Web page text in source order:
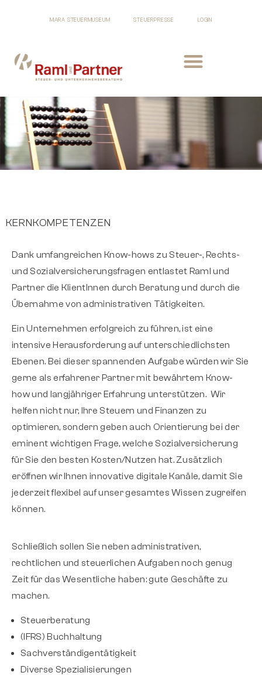
MARA STEUERMUSEUM STEUERPRESSE LOGIN
KERNKOMPETENZEN
Dank umfangreichen Know-hows zu Steuer-, Rechts-
und Sozialversicherungsfragen entlastet Raml und
Partner die KlientInnen durch Beratung und durch die
Übernahme von administrativen Tätigkeiten.
Ein Unternehmen erfolgreich zu führen, ist eine
intensive Herausforderung auf unterschiedlichsten
Ebenen. Bei dieser spannenden Aufgabe würden wir Sie
gerne als erfahrener Partner mit bewährtem Know-
how und langjähriger Erfahrung unterstützen. Wir
helfen nicht nur, Ihre Steuern und Finanzen zu
optimieren, sondern geben auch Orientierung bei der
eminent wichtigen Frage, welche Sozialversicherung
für Sie den besten Kosten/Nutzen hat. Zusätzlich
eröffnen wir Ihnen innovative digitale Kanäle, damit Sie
jederzeit flexibel auf unser gesamtes Wissen zugreifen
können.
Schließlich sollen Sie neben administrativen,
rechtlichen und steuerlichen Aufgaben noch genug
Zeit für das Wesentliche haben: gute Geschäfte zu
machen.
Steuerberatung
(IFRS) Buchhaltung
Sachverständigentätigkeit
Diverse Spezialisierungen